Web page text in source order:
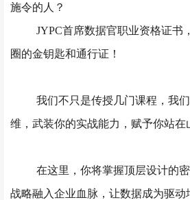
施令的人？
JYPC首席数据官职业资格证书，
圈的金钥匙和通行证！
我们不只是传授几门课程，我
维，武装你的实战能力，赋予你站在
在这里，你将掌握顶层设计的密
战略融入企业血脉，让数据成为驱动